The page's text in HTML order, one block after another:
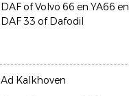
DAF of Volvo 66 en YA66 en
DAF 33 of Dafodil
Ad Kalkhoven